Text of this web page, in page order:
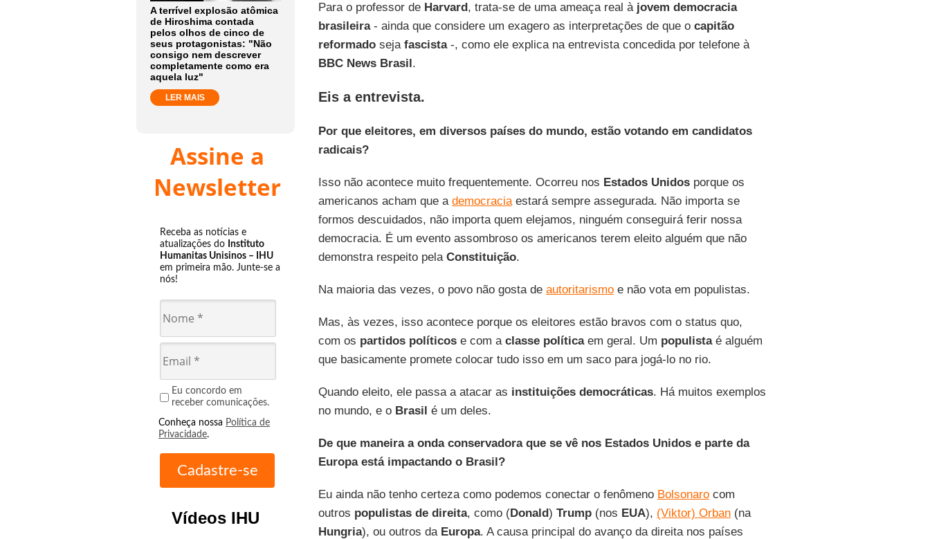
A terrível explosão atômica
de Hiroshima contada
pelos olhos de cinco de
seus protagonistas: "Não
consigo nem descrever
completamente como era
aquela luz"
LER MAIS
Assine a
Newsletter
Receba as notícias e
atualizações do Instituto
Humanitas Unisinos – IHU
em primeira mão. Junte-se a
nós!
Eu concordo em
receber comunicações.
Conheça nossa Política de
Privacidade.
Vídeos IHU
Para o professor de Harvard, trata-se de uma ameaça real à jovem democracia
brasileira- ainda que considere um exagero as interpretações de que o capitão
reformadoseja fascista-, como ele explica na entrevista concedida por telefone à
BBC News Brasil.
Eis a entrevista.
Por que eleitores, em diversos países do mundo, estão votando em candidatos
radicais?
Isso não acontece muito frequentemente. Ocorreu nos Estados Unidosporque os
americanos acham que a democraciaestará sempre assegurada. Não importa se
formos descuidados, não importa quem elejamos, ninguém conseguirá ferir nossa
democracia. É um evento assombroso os americanos terem eleito alguém que não
demonstra respeito pela Constituição.
Na maioria das vezes, o povo não gosta de autoritarismoe não vota em populistas.
Mas, às vezes, isso acontece porque os eleitores estão bravos com o status quo,
com os partidos políticose com a classe políticaem geral. Um populistaé alguém
que basicamente promete colocar tudo isso em um saco para jogá-lo no rio.
Quando eleito, ele passa a atacar as instituições democráticas. Há muitos exemplos
no mundo, e o Brasil é um deles.
De que maneira a onda conservadora que se vê nos Estados Unidos e parte da
Europa está impactando o Brasil?
Eu ainda não tenho certeza como podemos conectar o fenômeno Bolsonarocom
outros populistas de direita, como (Donald) Trump(nos EUA), (Viktor) Orban(na
Hungria), ou outros da Europa. A causa principal do avanço da direita nos países